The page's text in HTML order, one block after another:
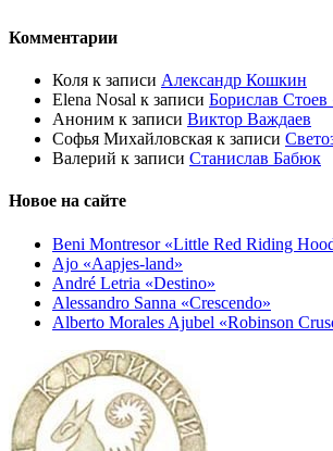
Комментарии
Коля к записи Александр Кошкин
Elena Nosal к записи Борислав
Аноним к записи Виктор Важдаев
Софья Михайловская к записи
Валерий к записи Станислав Бабюк
Новое на сайте
Beni Montresor «Little Red Riding
Ajo «Aapjes-land»
André Letria «Destino»
Alessandro Sanna «Crescendo»
Alberto Morales Ajubel «Robinson